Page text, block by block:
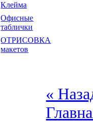
Клейма
Офисные
таблички
ОТРИСОВКА
макетов
«